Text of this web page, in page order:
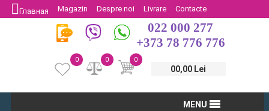
Главная Magazin Despre noi Livrare
Contacte
Protectia Consumatorului
Întoarcere
022 000 277
+373 78 776 776
0
00,00 Lei
0
0
MENU